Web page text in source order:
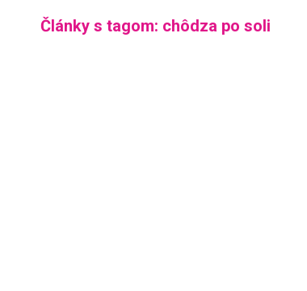
Články s tagom: chôdza po soli